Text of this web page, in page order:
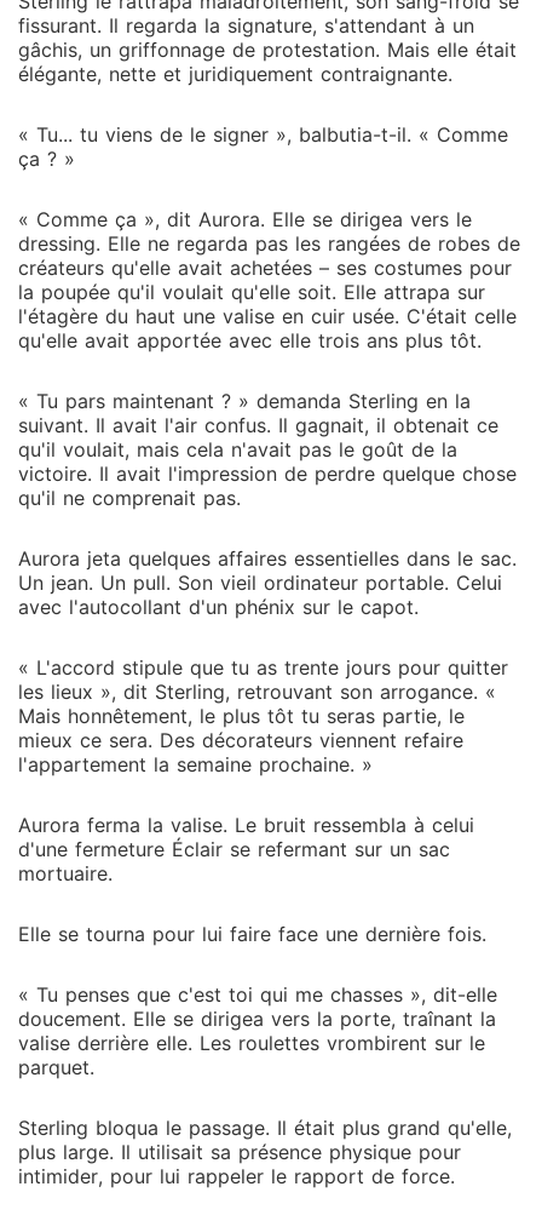
fissurant. Il regarda la signature, s'attendant à un
gâchis, un griffonnage de protestation. Mais elle était
élégante, nette et juridiquement contraignante.
« Tu... tu viens de le signer », balbutia-t-il. « Comme
ça ? »
« Comme ça », dit Aurora. Elle se dirigea vers le
dressing. Elle ne regarda pas les rangées de robes de
créateurs qu'elle avait achetées – ses costumes pour
la poupée qu'il voulait qu'elle soit. Elle attrapa sur
l'étagère du haut une valise en cuir usée. C'était celle
qu'elle avait apportée avec elle trois ans plus tôt.
« Tu pars maintenant ? » demanda Sterling en la
suivant. Il avait l'air confus. Il gagnait, il obtenait ce
qu'il voulait, mais cela n'avait pas le goût de la
victoire. Il avait l'impression de perdre quelque chose
qu'il ne comprenait pas.
Aurora jeta quelques affaires essentielles dans le sac.
Un jean. Un pull. Son vieil ordinateur portable. Celui
avec l'autocollant d'un phénix sur le capot.
« L'accord stipule que tu as trente jours pour quitter
les lieux », dit Sterling, retrouvant son arrogance. «
Mais honnêtement, le plus tôt tu seras partie, le
mieux ce sera. Des décorateurs viennent refaire
l'appartement la semaine prochaine. »
Aurora ferma la valise. Le bruit ressembla à celui
d'une fermeture Éclair se refermant sur un sac
mortuaire.
Elle se tourna pour lui faire face une dernière fois.
« Tu penses que c'est toi qui me chasses », dit-elle
doucement. Elle se dirigea vers la porte, traînant la
valise derrière elle. Les roulettes vrombirent sur le
parquet.
Sterling bloqua le passage. Il était plus grand qu'elle,
plus large. Il utilisait sa présence physique pour
intimider, pour lui rappeler le rapport de force.